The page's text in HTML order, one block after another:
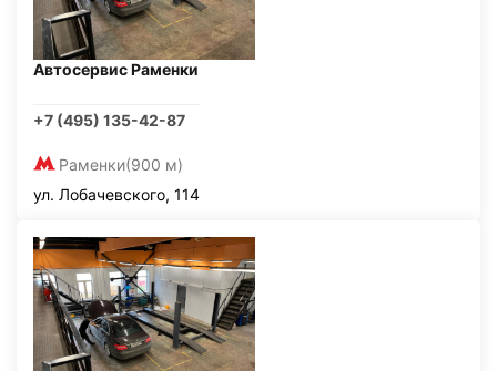
Автосервис Раменки
+7 (495) 135-42-87
Раменки(900 м)
ул. Лобачевского, 114